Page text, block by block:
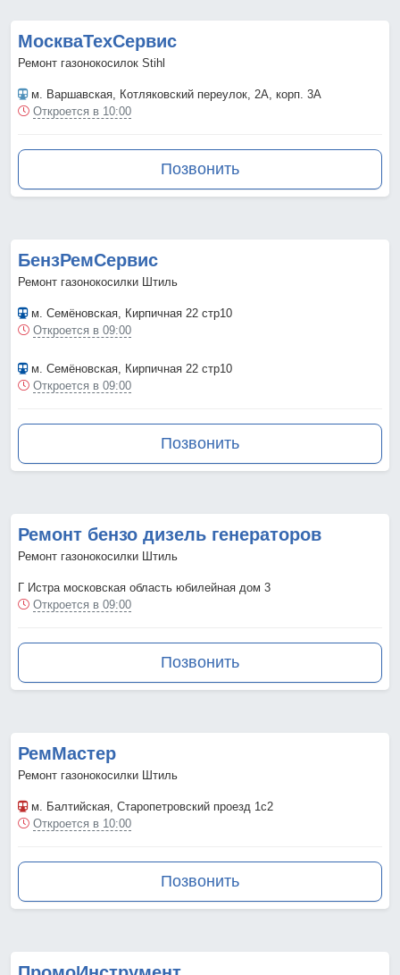
МоскваТехСервис
Ремонт газонокосилок Stihl
м. Варшавская, Котляковский переулок, 2А, корп. 3А
Откроется в 10:00
Позвонить
БензРемСервис
Ремонт газонокосилки Штиль
м. Семёновская, Кирпичная 22 стр10
Откроется в 09:00
м. Семёновская, Кирпичная 22 стр10
Откроется в 09:00
Позвонить
Ремонт бензо дизель генераторов
Ремонт газонокосилки Штиль
Г Истра московская область юбилейная дом 3
Откроется в 09:00
Позвонить
РемМастер
Ремонт газонокосилки Штиль
м. Балтийская, Старопетровский проезд 1с2
Откроется в 10:00
Позвонить